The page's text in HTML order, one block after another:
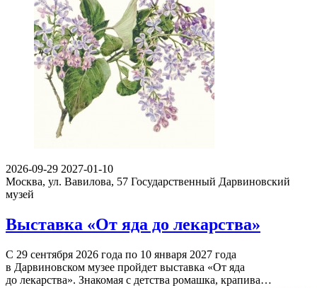
2026-09-29 2027-01-10
Москва, ул. Вавилова, 57 Государственный Дарвиновский
музей
Выставка «От яда до лекарства»
С 29 сентября 2026 года по 10 января 2027 года
в Дарвиновском музее пройдет выставка «От яда
до лекарства». Знакомая с детства ромашка, крапива…